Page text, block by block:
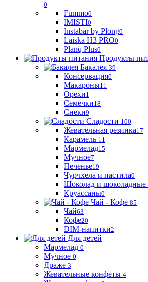
0
Fummo0
IMISTI0
Instabar by Plong0
Laiska H3 PRO0
Planq Plus0
Продукты
Бакалея 39
Консервация0
Макароны11
Орехи1
Семечки18
Снеки9
Сладости 100
Жевательная резинка17
Карамель 11
Мармелад15
Мучное7
Печенье19
Чурчхела и пастила0
Шоколад и шоколадные
Круассаны0
Чай - Кофе 85
Чай63
Кофе20
DIM-напитки2
Для детей
Мармелад 0
Мучное 0
Драже 3
Жевательные конфеты 4